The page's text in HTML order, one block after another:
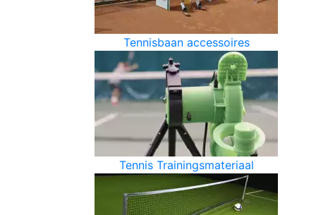
Tennisbaan accessoires
Tennis Trainingsmateriaal